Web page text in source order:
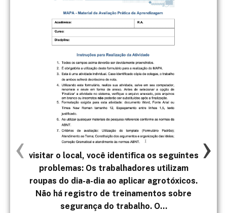
visitar o local, você identifica os seguintes
problemas: Os trabalhadores utilizam
roupas do dia-a-dia ao aplicar agrotóxicos.
Não há registro de treinamentos sobre
segurança do trabalho. O...
‹ ›